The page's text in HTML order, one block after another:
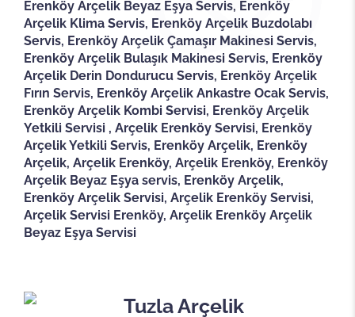
Erenköy Arçelik Beyaz Eşya Servis, Erenköy
Arçelik Klima Servis, Erenköy Arçelik Buzdolabı
Servis, Erenköy Arçelik Çamaşır Makinesi Servis,
Erenköy Arçelik Bulaşık Makinesi Servis, Erenköy
Arçelik Derin Dondurucu Servis, Erenköy Arçelik
Fırın Servis, Erenköy Arçelik Ankastre Ocak Servis,
Erenköy Arçelik Kombi Servisi, Erenköy Arçelik
Yetkili Servisi , Arçelik Erenköy Servisi, Erenköy
Arçelik Yetkili Servis, Erenköy Arçelik, Erenköy
Arçelik, Arçelik Erenköy, Arçelik Erenköy, Erenköy
Arçelik Beyaz Eşya servis, Erenköy Arçelik,
Erenköy Arçelik Servisi, Arçelik Erenköy Servisi,
Arçelik Servisi Erenköy, Arçelik Erenköy Arçelik
Beyaz Eşya Servisi